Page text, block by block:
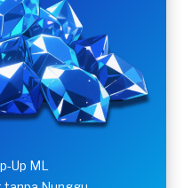
Up ML